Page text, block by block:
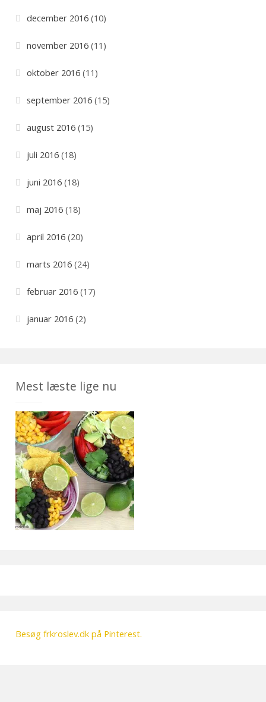
december 2016(10)
november 2016(11)
oktober 2016(11)
september 2016(15)
august 2016(15)
juli 2016(18)
juni 2016(18)
maj 2016(18)
april 2016(20)
marts 2016(24)
februar 2016(17)
januar 2016(2)
Mest læste lige nu
Besøg frkroslev.dk på Pinterest.